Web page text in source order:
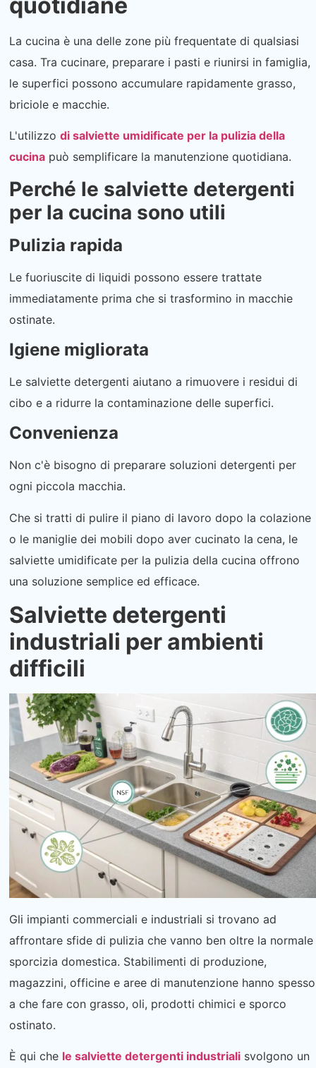
La cucina è una delle zone più frequentate di qualsiasi
casa. Tra cucinare, preparare i pasti e riunirsi in famiglia,
le superfici possono accumulare rapidamente grasso,
briciole e macchie.
L'utilizzo di salviette umidificate per la pulizia della
cucina può semplificare la manutenzione quotidiana.
Perché le salviette detergenti
per la cucina sono utili
Pulizia rapida
Le fuoriuscite di liquidi possono essere trattate
immediatamente prima che si trasformino in macchie
ostinate.
Igiene migliorata
Le salviette detergenti aiutano a rimuovere i residui di
cibo e a ridurre la contaminazione delle superfici.
Convenienza
Non c'è bisogno di preparare soluzioni detergenti per
ogni piccola macchia.
Che si tratti di pulire il piano di lavoro dopo la colazione
o le maniglie dei mobili dopo aver cucinato la cena, le
salviette umidificate per la pulizia della cucina offrono
una soluzione semplice ed efficace.
Salviette detergenti
industriali per ambienti
difficili
Gli impianti commerciali e industriali si trovano ad
affrontare sfide di pulizia che vanno ben oltre la normale
sporcizia domestica. Stabilimenti di produzione,
magazzini, officine e aree di manutenzione hanno spesso
a che fare con grasso, oli, prodotti chimici e sporco
ostinato.
È qui che le salviette detergenti industriali svolgono un